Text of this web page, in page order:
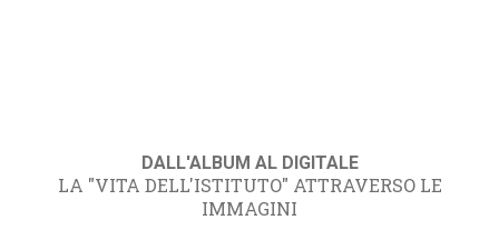
DALL'ALBUM AL DIGITALE
LA "VITA DELL'ISTITUTO" ATTRAVERSO LE
IMMAGINI